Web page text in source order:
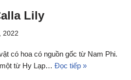
Lily
2022
có hoa có nguồn gốc từ Nam Phi.
từ Hy Lạp… Đọc tiếp »